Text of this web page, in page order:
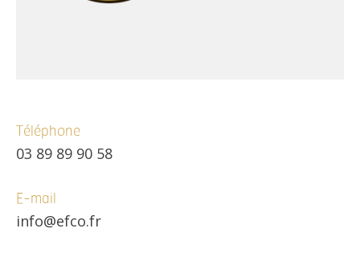
Téléphone
03 89 89 90 58
E-mail
info@efco.fr